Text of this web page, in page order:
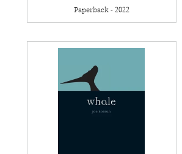
Paperback - 2022